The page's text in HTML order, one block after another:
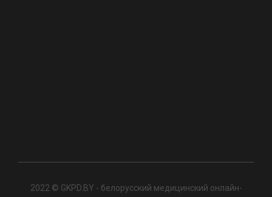
2022 © GKPD.BY - белорусский медицинский онлайн-